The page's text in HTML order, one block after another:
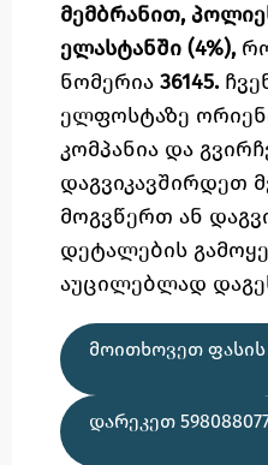
მემბრანით,
ელასტანში (4%),
ნომერია 36145.
ელფოსტაზე
კომპანია და
დაგვიკავშირდეთ
მოგვწერთ ან
დეტალების
აუცილებლად
ᲛᲝᲘᲗᲮᲝᲕᲔᲗ ᲤᲐᲡᲘᲡ
ᲓᲐᲠᲔᲙᲔᲗ